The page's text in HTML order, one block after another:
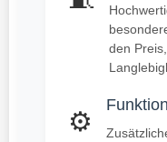
den
⚙️